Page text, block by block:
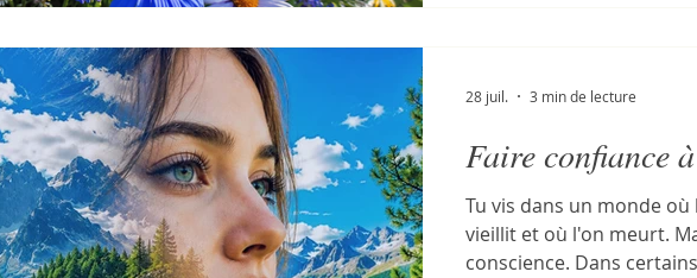
Faire confiance
Tu vis dans un monde
vieillit et où l'on meurt.
conscience. Dans
28 juil. 3 min de lecture